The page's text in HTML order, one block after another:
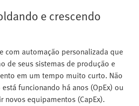
e crescendo
com automação personalizada que
de seus sistemas de produção e
em um tempo muito curto. Não
funcionando há anos (OpEx) ou
novos equipamentos (CapEx).